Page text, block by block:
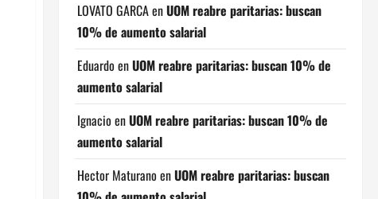
LOVATO GARCAenUOM reabre paritarias: buscan
10% de aumento salarial
Eduardo enUOM reabre paritarias: buscan 10% de
aumento salarial
Ignacio enUOM reabre paritarias: buscan 10% de
aumento salarial
Hector Maturano enUOM reabre paritarias: buscan